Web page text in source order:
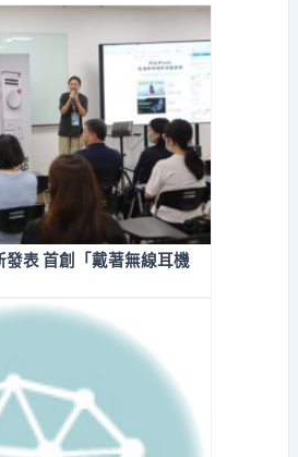
發表 首創「戴著無線耳機